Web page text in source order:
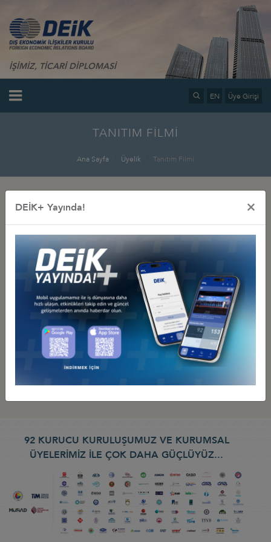
İŞİMİZ, TİCARİ DİPLOMASİ
EN Üye Girişi
TANITIM FİLMİ
Ana Sayfa Üyelik Tanıtım Filmi
92 KURUCU KURULUŞUMUZ VE KURUMSAL
ÜYELERİMİZ İLE ÇOK DAHA GÜÇLÜYÜZ...
DEİK+ Yayında! ×